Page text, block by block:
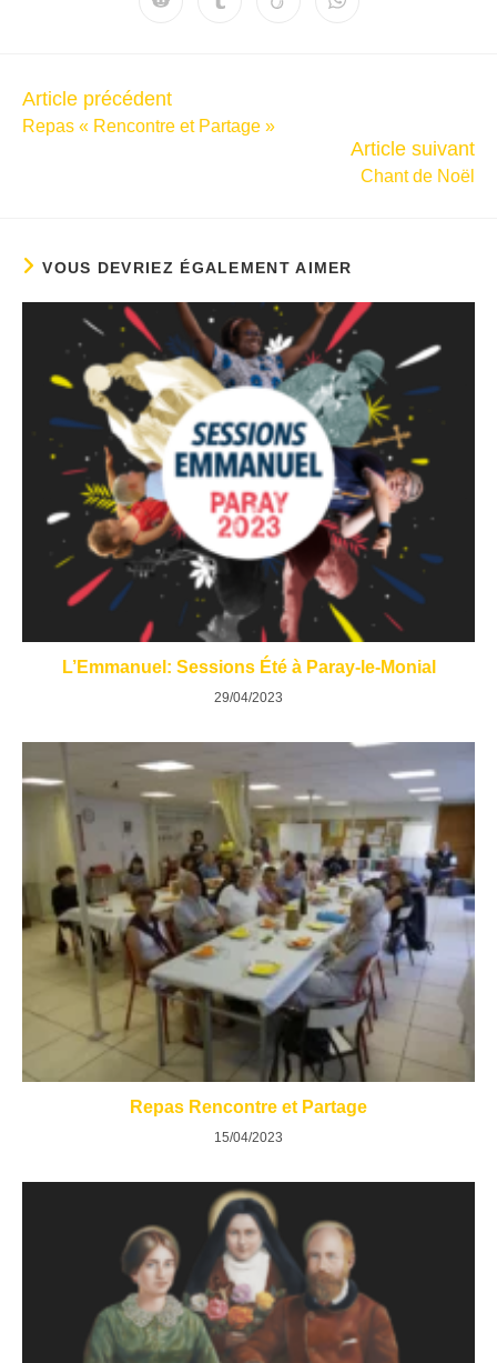
Article précédent
Repas « Rencontre et Partage »
Article suivant
Chant de Noël
VOUS DEVRIEZ ÉGALEMENT AIMER
L’Emmanuel: Sessions Été à Paray-le-Monial
29/04/2023
Repas Rencontre et Partage
15/04/2023